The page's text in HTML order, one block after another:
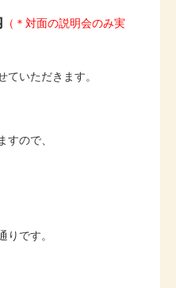
（＊対面の説明会のみ実
ていただきます。
すので、
りです。